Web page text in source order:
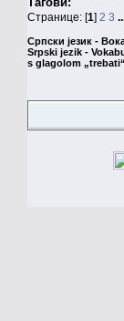
Странице: [1] 2 3
Српски језик -
Srpski jezik -
s glagolom „trebati“